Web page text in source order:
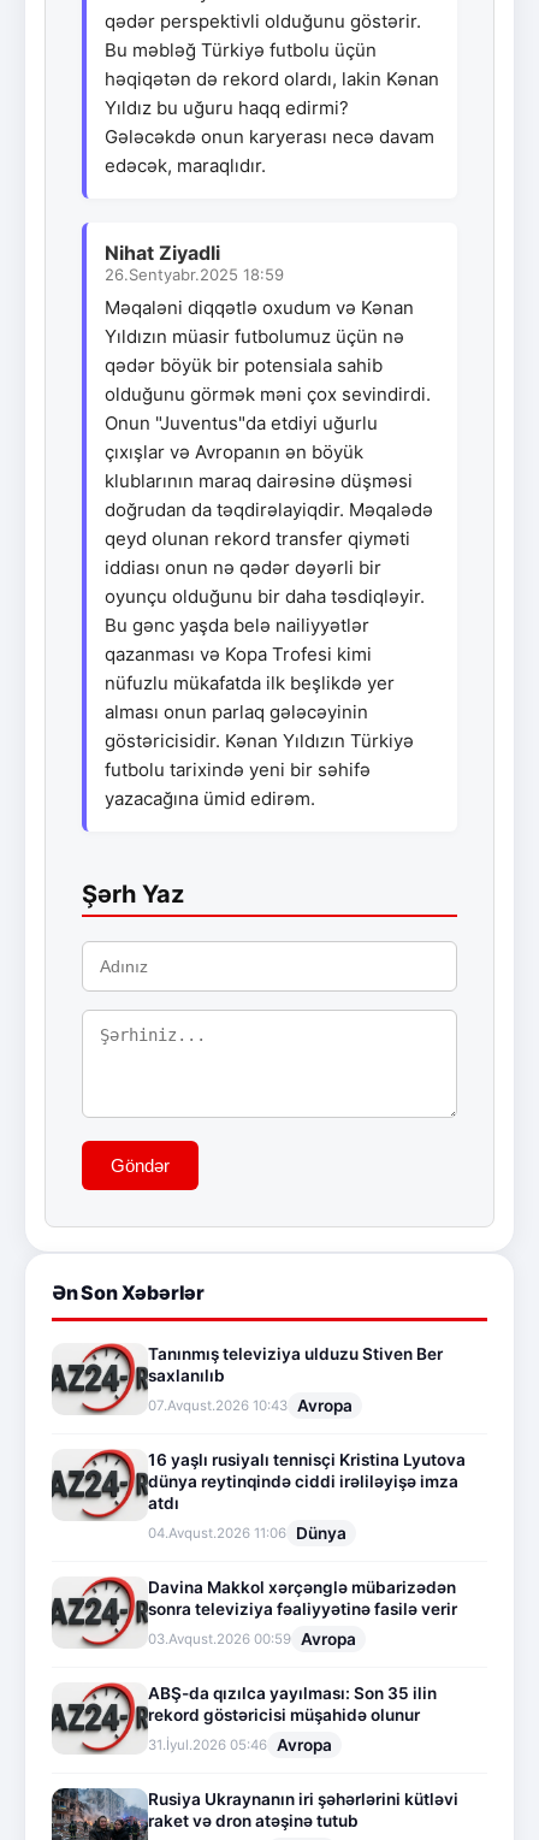
qədər perspektivli olduğunu göstərir.
Bu məbləğ Türkiyə futbolu üçün
həqiqətən də rekord olardı, lakin Kənan
Yıldız bu uğuru haqq edirmi?
Gələcəkdə onun karyerası necə davam
edəcək, maraqlıdır.
Nihat Ziyadli
26.Sentyabr.2025 18:59
Məqaləni diqqətlə oxudum və Kənan
Yıldızın müasir futbolumuz üçün nə
qədər böyük bir potensiala sahib
olduğunu görmək məni çox sevindirdi.
Onun "Juventus"da etdiyi uğurlu
çıxışlar və Avropanın ən böyük
klublarının maraq dairəsinə düşməsi
doğrudan da təqdirəlayiqdir. Məqalədə
qeyd olunan rekord transfer qiyməti
iddiası onun nə qədər dəyərli bir
oyunçu olduğunu bir daha təsdiqləyir.
Bu gənc yaşda belə nailiyyətlər
qazanması və Kopa Trofesi kimi
nüfuzlu mükafatda ilk beşlikdə yer
alması onun parlaq gələcəyinin
göstəricisidir. Kənan Yıldızın Türkiyə
futbolu tarixində yeni bir səhifə
yazacağına ümid edirəm.
Şərh Yaz
Göndər
Ən Son Xəbərlər
Tanınmış televiziya ulduzu Stiven Ber
saxlanılıb
07.Avqust.2026 10:43 Avropa
16 yaşlı rusiyalı tennisçi Kristina Lyutova
dünya reytinqində ciddi irəliləyişə imza
atdı
04.Avqust.2026 11:06 Dünya
Davina Makkol xərçənglə mübarizədən
sonra televiziya fəaliyyətinə fasilə verir
03.Avqust.2026 00:59 Avropa
ABŞ-da qızılca yayılması: Son 35 ilin
rekord göstəricisi müşahidə olunur
31.İyul.2026 05:46 Avropa
Rusiya Ukraynanın iri şəhərlərini kütləvi
raket və dron atəşinə tutub